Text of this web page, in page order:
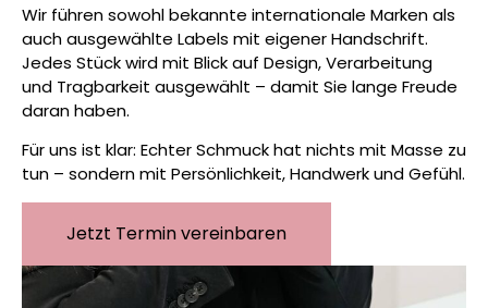
Wir führen sowohl bekannte internationale Marken als
auch ausgewählte Labels mit eigener Handschrift.
Jedes Stück wird mit Blick auf Design, Verarbeitung
und Tragbarkeit ausgewählt – damit Sie lange Freude
daran haben.
Für uns ist klar: Echter Schmuck hat nichts mit Masse zu
tun – sondern mit Persönlichkeit, Handwerk und Gefühl.
Jetzt Termin vereinbaren